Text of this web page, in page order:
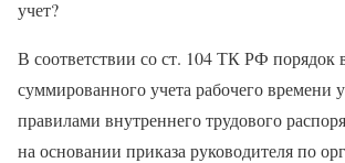
учет?
В соответствии со ст. 104 ТК РФ порядок
суммированного учета рабочего времени
правилами внутреннего трудового
на основании приказа руководителя по